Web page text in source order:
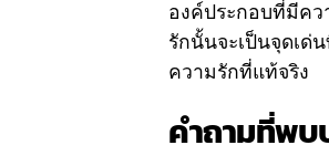
องค์ประกอบที่มีค
รักนั้นจะเป็นจุดเด่
ความรักที่แท้จริง
คำถามที่พ